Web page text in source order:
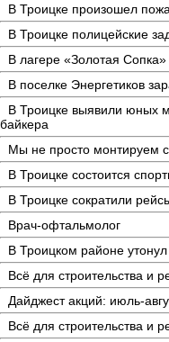
В Троицке произошел
В Троицке полицейские
В лагере «Золотая
В поселке Энергетиков
В Троицке выявили юных
байкера
Мы не просто монтируем
В Троицке состоится
В Троицке сократили
Врач-офтальмолог
В Троицком районе утонул
Всё для строительства и
Дайджест акций: июль-
Всё для строительства и